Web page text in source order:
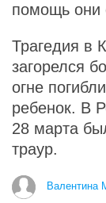
помощь они
Трагедия в
загорелся
огне
ребенок. В
28 марта
траур.